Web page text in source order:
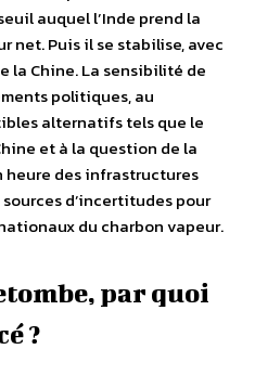
auquel l’Inde prend la
net. Puis il se stabilise, avec
la Chine. La sensibilité de
politiques, au
alternatifs tels que le
et à la question de la
des infrastructures
d’incertitudes pour
du charbon vapeur.
par quoi
?